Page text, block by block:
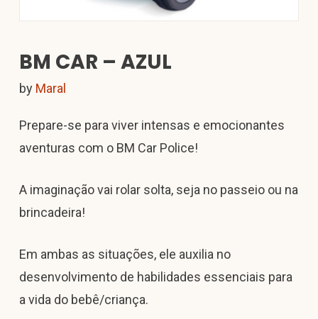
BM CAR – AZUL
by Maral
Prepare-se para viver intensas e emocionantes
aventuras com o BM Car Police!
A imaginação vai rolar solta, seja no passeio ou na
brincadeira!
Em ambas as situações, ele auxilia no
desenvolvimento de habilidades essenciais para
a vida do bebê/criança.